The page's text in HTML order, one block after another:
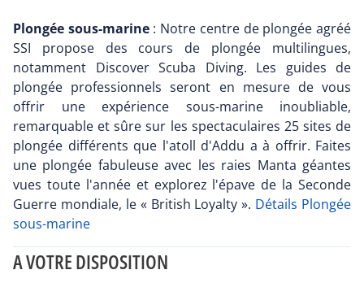
Plongée sous-marine: Notre centre de plongée agréé
SSI propose des cours de plongée multilingues,
notamment Discover Scuba Diving. Les guides de
plongée professionnels seront en mesure de vous
offrir une expérience sous-marine inoubliable,
remarquable et sûre sur les spectaculaires 25 sites de
plongée différents que l'atoll d'Addu a à offrir. Faites
une plongée fabuleuse avec les raies Manta géantes
vues toute l'année et explorez l'épave de la Seconde
Guerre mondiale, le « British Loyalty ». Détails Plongée
sous-marine
A VOTRE DISPOSITION